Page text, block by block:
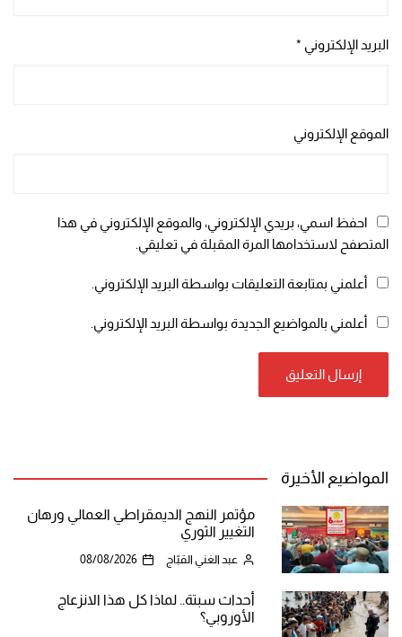
البريد الإلكتروني *
الموقع الإلكتروني
احفظ اسمي، بريدي الإلكتروني، والموقع الإلكتروني في هذا
المتصفح لاستخدامها المرة المقبلة في تعليقي.
أعلمني بمتابعة التعليقات بواسطة البريد الإلكتروني.
أعلمني بالمواضيع الجديدة بواسطة البريد الإلكتروني.
المواضيع الأخيرة
مؤتمر النهج الديمقراطي العمالي ورهان
التغيير الثوري
عبد الغني القبّاج 08/08/2026
أحداث سبتة.. لماذا كل هذا الانزعاج
الأوروبي؟